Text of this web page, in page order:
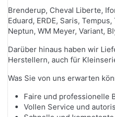
Brenderup, Cheval Liberte,
Eduard, ERDE, Saris,
Neptun, WM Meyer, Variant,
Darüber hinaus haben wir
Herstellern, auch für
Was Sie von uns erwarten
Faire und professionelle
Vollen Service und